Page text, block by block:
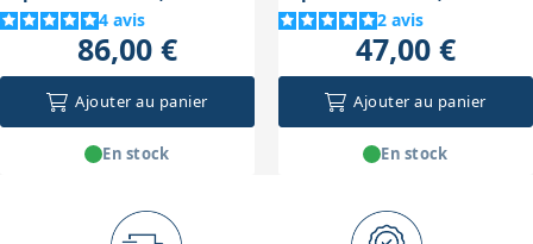
4 avis
86,00 €
Ajouter au panier
En stock
2 avis
47,00 €
Ajouter au panier
En stock